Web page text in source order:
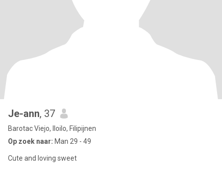
Je-ann, 37
Barotac Viejo, Iloilo, Filipijnen
Op zoek naar: Man 29 - 49
Cute and loving sweet